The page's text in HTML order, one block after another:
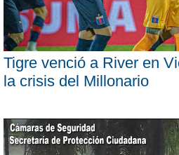
Tigre venció a River en
la crisis del Millonario